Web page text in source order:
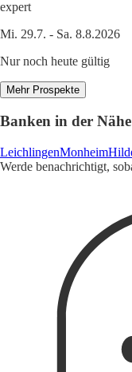
expert
Mi. 29.7. - Sa. 8.8.2026
Nur noch heute gültig
Mehr Prospekte
Banken in der
LeichlingenMonheim
Werde benachrichtigt,